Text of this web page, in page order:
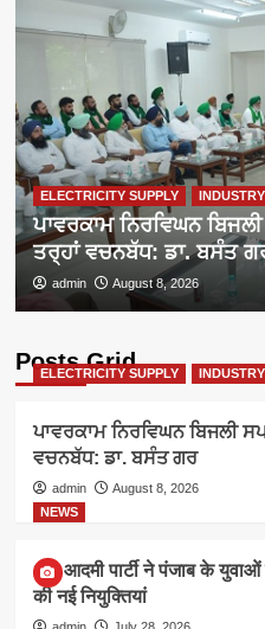
ELECTRICITY SUPPLY
ਪਾਵਰਕਾਮ ਨਿਰਵਿਘਨ
ਤਰ੍ਹਾਂ ਵਚਨਬੱਧ: ਡਾ. ਬਸੰਤ
admin August 8, 2026
Posts Grid
ELECTRICITY SUPPLY
ਪਾਵਰਕਾਮ ਨਿਰਵਿਘਨ ਬਿਜਲੀ
ਵਚਨਬੱਧ: ਡਾ. ਬਸੰਤ ਗਰ
admin
August 8, 2026
NEWS
आम आदमी पार्टी ने पंजाब के
की नई नियुक्तियां